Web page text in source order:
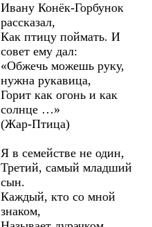
Ивану Конёк-Горбунок
рассказал,
Как птицу поймать. И
совет ему дал:
«Обжечь можешь руку,
нужна рукавица,
Горит как огонь и как
солнце …»
(Жар-Птица)
Я в семействе не один,
Третий, самый младший
сын.
Каждый, кто со мной
знаком,